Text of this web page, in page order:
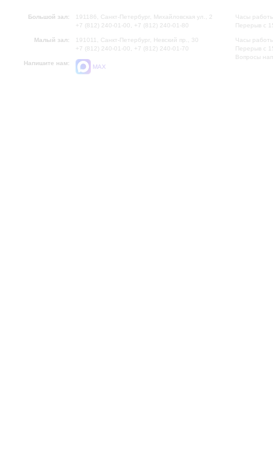
Большой зал:
191186, Санкт-Петербург, Михайловская ул., 2
+7 (812) 240-01-00, +7 (812) 240-01-80
Малый зал:
191011, Санкт-Петербург, Невский пр., 30
+7 (812) 240-01-00, +7 (812) 240-01-70
Напишите нам:
MAX
Часы
Перерыв с
Часы
Перерыв с
Вопросы